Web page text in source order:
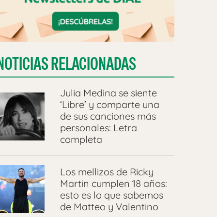
RELACIONADAS
Julia Medina se siente
‘Libre’ y comparte una
de sus canciones más
personales: Letra
completa
Los mellizos de Ricky
Martin cumplen 18 años:
esto es lo que sabemos
de Matteo y Valentino